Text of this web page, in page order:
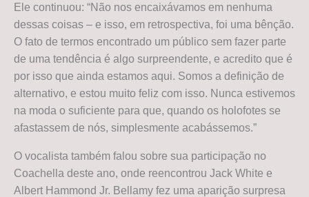
Ele continuou: “Não nos encaixávamos em nenhuma
dessas coisas – e isso, em retrospectiva, foi uma bênção.
O fato de termos encontrado um público sem fazer parte
de uma tendência é algo surpreendente, e acredito que é
por isso que ainda estamos aqui. Somos a definição de
alternativo, e estou muito feliz com isso. Nunca estivemos
na moda o suficiente para que, quando os holofotes se
afastassem de nós, simplesmente acabássemos.”
O vocalista também falou sobre sua participação no
Coachella deste ano, onde reencontrou Jack White e
Albert Hammond Jr. Bellamy fez uma aparição surpresa